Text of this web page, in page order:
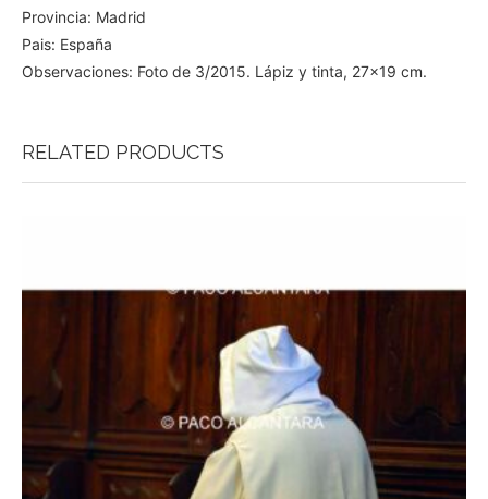
Provincia: Madrid
Pais: España
Observaciones: Foto de 3/2015. Lápiz y tinta, 27×19 cm.
RELATED PRODUCTS